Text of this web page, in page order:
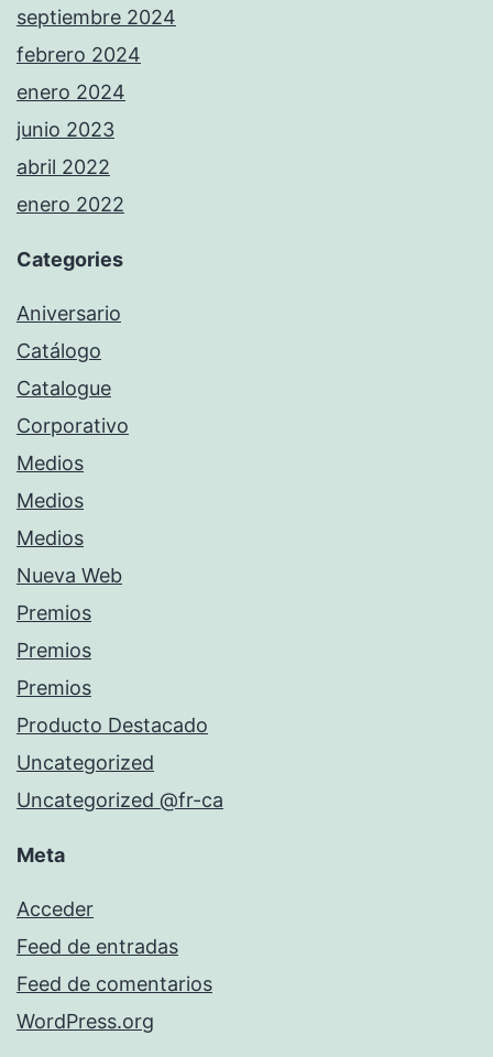
septiembre 2024
febrero 2024
enero 2024
junio 2023
abril 2022
enero 2022
Categories
Aniversario
Catálogo
Catalogue
Corporativo
Medios
Medios
Medios
Nueva Web
Premios
Premios
Premios
Producto Destacado
Uncategorized
Uncategorized @fr-ca
Meta
Acceder
Feed de entradas
Feed de comentarios
WordPress.org